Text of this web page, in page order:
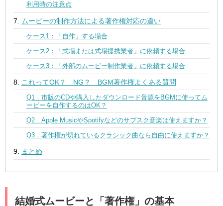
利用時の注意点
ムービーの制作方法による著作権対応の違い
ケース1：「自作」する場合
ケース2：「式場または式場提携業者」に依頼する場合
ケース3：「外部のムービー制作業者」に依頼する場合
これってOK？ NG？ BGM著作権よくある質問
Q1．市販のCDや購入したダウンロード音源をBGMに使ってム
ービーを自作するのはOK？
Q2．Apple MusicやSpotifyなどのサブスク音楽は使えますか？
Q3．著作権が切れているクラシック曲なら自由に使えますか？
まとめ
結婚式ムービーと「著作権」の基本